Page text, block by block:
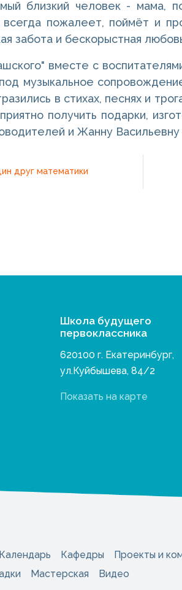
близкий человек - мама,
пожалеет, поймёт и
забота и бескорыстная
вместе с
музыкальное
в стихах, песнях и
получить подарки,
и Жанну
друг математики
Школа будущего
первоклассника
620100 г. Екатеринбург,
ул.Куйбышева, 84/2
Показать на карте
Календарь Кафедры Проекты и
Мастерская Видео